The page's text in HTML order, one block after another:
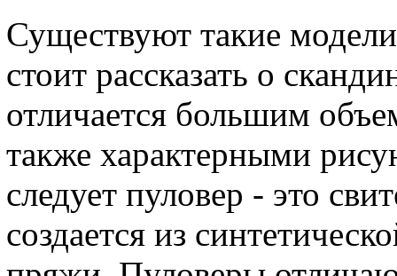
Существуют такие
стоит рассказать о
отличается большим
также характерными
следует пуловер - это
создается из